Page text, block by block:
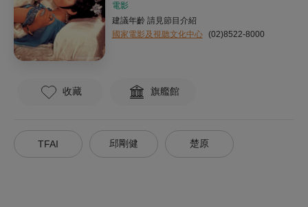
電影
建議年齡 請見節目介紹
國家電影及視聽文化中心 (02)8522-8000
收藏 旗艦館
TFAI 邱剛健 楚原